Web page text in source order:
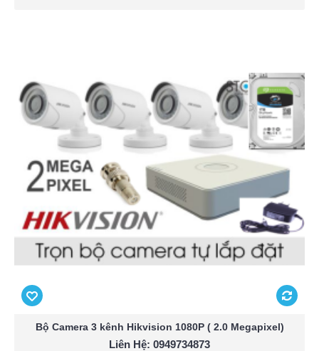
Bộ Camera 3 kênh Hikvision 1080P ( 2.0 Megapixel)
Liên Hệ: 0949734873